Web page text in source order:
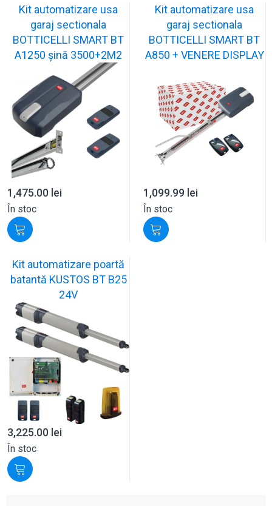
Kit automatizare usa
garaj sectionala
BOTTICELLI SMART BT
A1250 șină 3500+2M2
1,475.00 lei
În stoc
Kit automatizare usa
garaj sectionala
BOTTICELLI SMART BT
A850 + VENERE DISPLAY
1,099.99 lei
În stoc
Kit automatizare poartă
batantă KUSTOS BT B25
24V
3,225.00 lei
În stoc